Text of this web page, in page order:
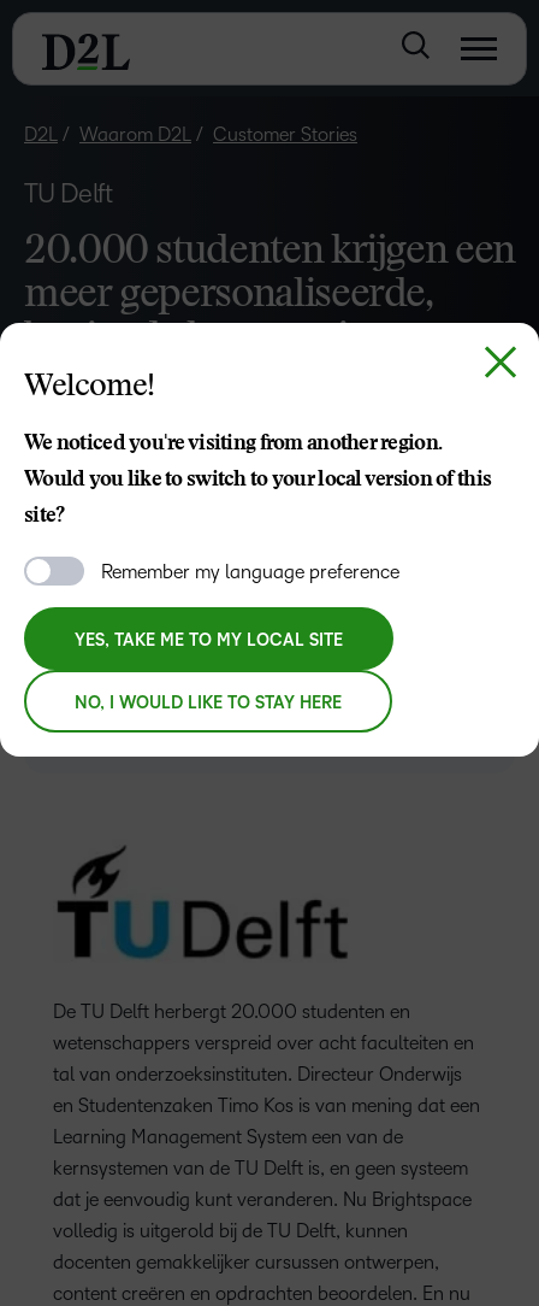
D2L Waarom D2L Customer Stories
TU Delft
20.000 studenten krijgen een
meer gepersonaliseerde,
D2L Brightspace
De TU Delft herbergt 20.000 studenten en
wetenschappers verspreid over acht faculteiten en
tal van onderzoeksinstituten. Directeur Onderwijs
en Studentenzaken Timo Kos is van mening dat een
Learning Management System een van de
kernsystemen van de TU Delft is, en geen systeem
dat je eenvoudig kunt veranderen. Nu Brightspace
volledig is uitgerold bij de TU Delft, kunnen
docenten gemakkelijker cursussen ontwerpen,
content creëren en opdrachten beoordelen. En nu
Welcome!
We noticed you're visiting from another region.
Would you like to switch to your local version of this
site?
Remember my language preference
YES, TAKE ME TO MY LOCAL SITE
NO, I WOULD LIKE TO STAY HERE